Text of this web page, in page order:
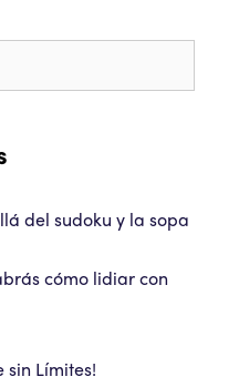
del sudoku y la sopa
cómo lidiar con
sin Límites!